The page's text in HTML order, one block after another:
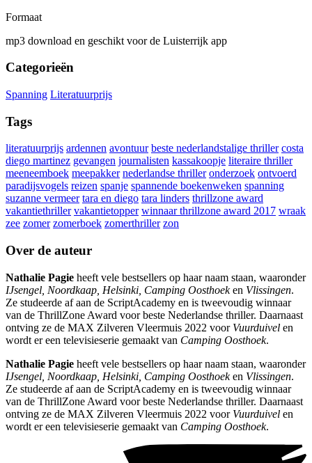
Formaat
mp3 download en geschikt voor de Luisterrijk app
Categorieën
Spanning Literatuurprijs
Tags
literatuurprijs ardennen avontuur beste nederlandstalige thriller costa
diego martinez gevangen journalisten kassakoopje literaire thriller
meeneemboek meepakker nederlandse thriller onderzoek ontvoerd
paradijsvogels reizen spanje spannende boekenweken spanning
suzanne vermeer tara en diego tara linders thrillzone award
vakantiethriller vakantietopper winnaar thrillzone award 2017 wraak
zee zomer zomerboek zomerthriller zon
Over de auteur
Nathalie Pagie heeft vele bestsellers op haar naam staan, waaronder
IJsengel, Noordkaap, Helsinki, Camping Oosthoeken Vlissingen.
Ze studeerde af aan de ScriptAcademy en is tweevoudig winnaar
van de ThrillZone Award voor beste Nederlandse thriller. Daarnaast
ontving ze de MAX Zilveren Vleermuis 2022 voor Vuurduivel en
wordt er een televisieserie gemaakt van Camping Oosthoek.
Nathalie Pagie heeft vele bestsellers op haar naam staan, waaronder
IJsengel, Noordkaap, Helsinki, Camping Oosthoeken Vlissingen.
Ze studeerde af aan de ScriptAcademy en is tweevoudig winnaar
van de ThrillZone Award voor beste Nederlandse thriller. Daarnaast
ontving ze de MAX Zilveren Vleermuis 2022 voor Vuurduivel en
wordt er een televisieserie gemaakt van Camping Oosthoek.